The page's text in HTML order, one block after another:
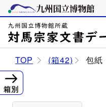
TOP (箱42) 包紙
箱別